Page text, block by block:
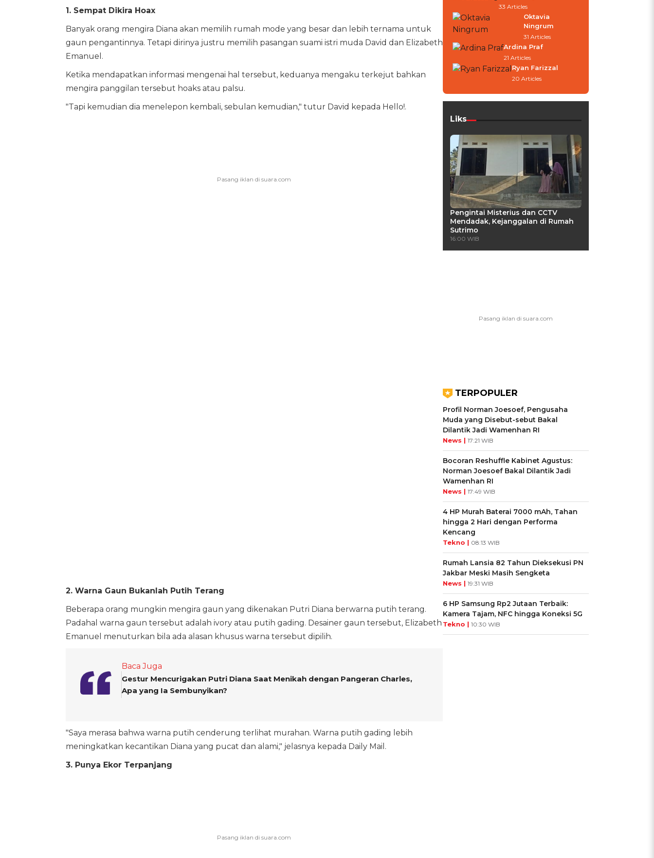
1. Sempat Dikira Hoax
Banyak orang mengira Diana akan memilih rumah mode yang besar dan lebih ternama untuk
gaun pengantinnya. Tetapi dirinya justru memilih pasangan suami istri muda David dan Elizabeth
Emanuel.
Ketika mendapatkan informasi mengenai hal tersebut, keduanya mengaku terkejut bahkan
mengira panggilan tersebut hoaks atau palsu.
"Tapi kemudian dia menelepon kembali, sebulan kemudian," tutur David kepada Hello!.
2. Warna Gaun Bukanlah Putih Terang
Beberapa orang mungkin mengira gaun yang dikenakan Putri Diana berwarna putih terang.
Padahal warna gaun tersebut adalah ivory atau putih gading. Desainer gaun tersebut, Elizabeth
Emanuel menuturkan bila ada alasan khusus warna tersebut dipilih.
Baca Juga
Gestur Mencurigakan Putri Diana Saat Menikah dengan Pangeran Charles,
Apa yang Ia Sembunyikan?
"Saya merasa bahwa warna putih cenderung terlihat murahan. Warna putih gading lebih
meningkatkan kecantikan Diana yang pucat dan alami," jelasnya kepada Daily Mail.
3. Punya Ekor Terpanjang
33 Articles
Oktavia
Ningrum
31 Articles
Ardina Praf
21 Articles
Ryan Farizzal
20 Articles
Liks
Pengintai Misterius dan CCTV
Mendadak, Kejanggalan di Rumah
Sutrimo
16:00 WIB
TERPOPULER
Profil Norman Joesoef, Pengusaha
Muda yang Disebut-sebut Bakal
Dilantik Jadi Wamenhan RI
News | 17:21 WIB
Bocoran Reshuffle Kabinet Agustus:
Norman Joesoef Bakal Dilantik Jadi
Wamenhan RI
News | 17:49 WIB
4 HP Murah Baterai 7000 mAh, Tahan
hingga 2 Hari dengan Performa
Kencang
Tekno | 08:13 WIB
Rumah Lansia 82 Tahun Dieksekusi PN
Jakbar Meski Masih Sengketa
News | 19:31 WIB
6 HP Samsung Rp2 Jutaan Terbaik:
Kamera Tajam, NFC hingga Koneksi 5G
Tekno | 10:30 WIB